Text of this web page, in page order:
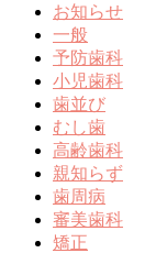
お知らせ
一般
予防歯科
小児歯科
歯並び
むし歯
高齢歯科
親知らず
歯周病
審美歯科
矯正